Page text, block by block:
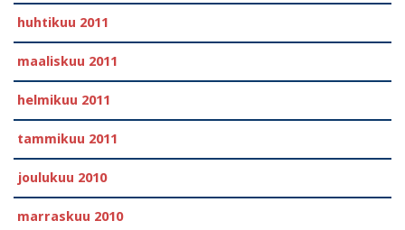
huhtikuu 2011
maaliskuu 2011
helmikuu 2011
tammikuu 2011
joulukuu 2010
marraskuu 2010